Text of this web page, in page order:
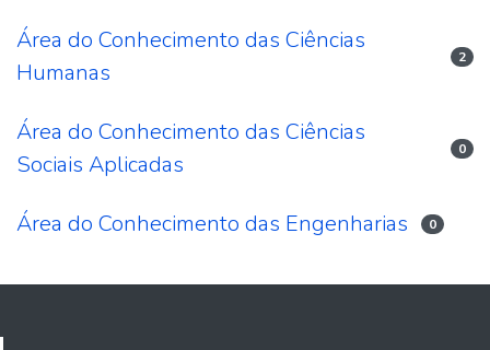
Área do Conhecimento das Ciências
Humanas
2
Área do Conhecimento das Ciências
Sociais Aplicadas
0
Área do Conhecimento das Engenharias 0